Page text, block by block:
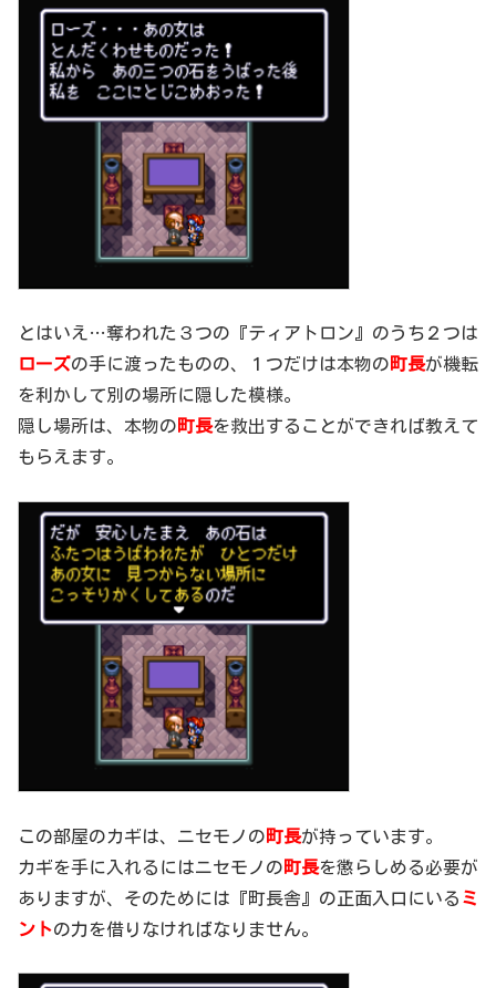
とはいえ…奪われた３つの『ティアトロン』のうち２つは
ローズの手に渡ったものの、１つだけは本物の町長が機転
を利かして別の場所に隠した模様。
隠し場所は、本物の町長を救出することができれば教えて
もらえます。
この部屋のカギは、ニセモノの町長が持っています。
カギを手に入れるにはニセモノの町長を懲らしめる必要が
ありますが、そのためには『町長舎』の正面入口にいる ミ
ントの力を借りなければなりません。